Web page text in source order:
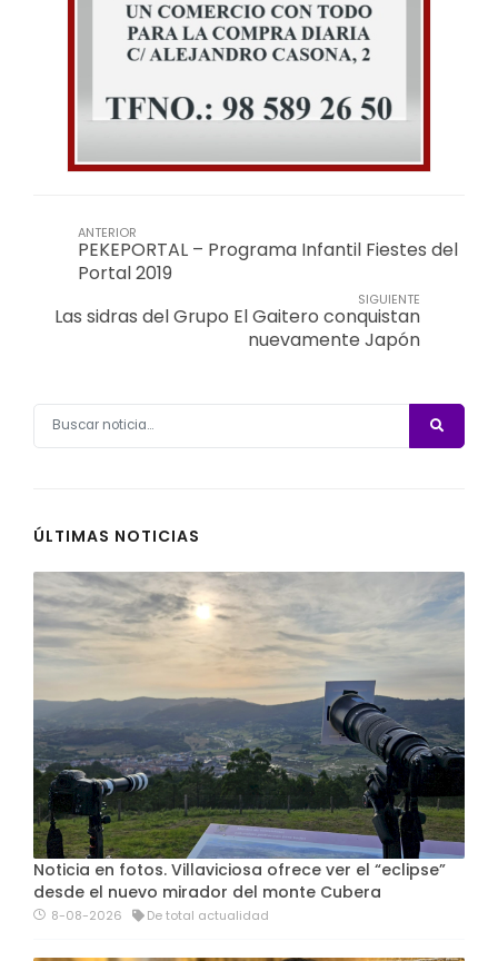
ANTERIOR
PEKEPORTAL – Programa Infantil Fiestes del
Portal 2019
SIGUIENTE
Las sidras del Grupo El Gaitero conquistan
nuevamente Japón
ÚLTIMAS NOTICIAS
Noticia en fotos. Villaviciosa ofrece ver el “eclipse”
desde el nuevo mirador del monte Cubera
8-08-2026 De total actualidad